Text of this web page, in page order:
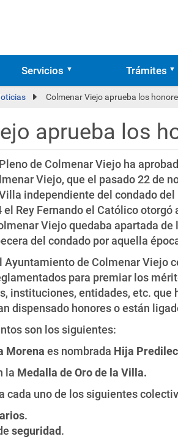
Servicios Trámites
Colmenar Viejo aprueba los
aprueba los
de Colmenar Viejo ha
Viejo, que el pasado 22 de
independiente del condado del
el Rey Fernando el Católico
Viejo quedaba apartada de
del condado por aquella
Ayuntamiento de Colmenar Viejo
para premiar los
instituciones, entidades, etc. que
dispensado honores o están
son los siguientes:
Morena es nombrada Hija
la Medalla de Oro de la Villa.
cada uno de los siguientes
.
seguridad.